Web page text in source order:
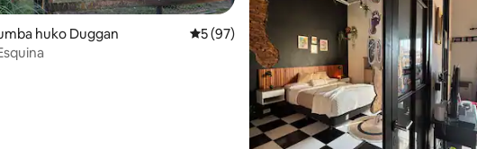
huko Duggan Ukadiriaji wa wastani wa 5 kati ya 5, tathmini 97
5 (97)